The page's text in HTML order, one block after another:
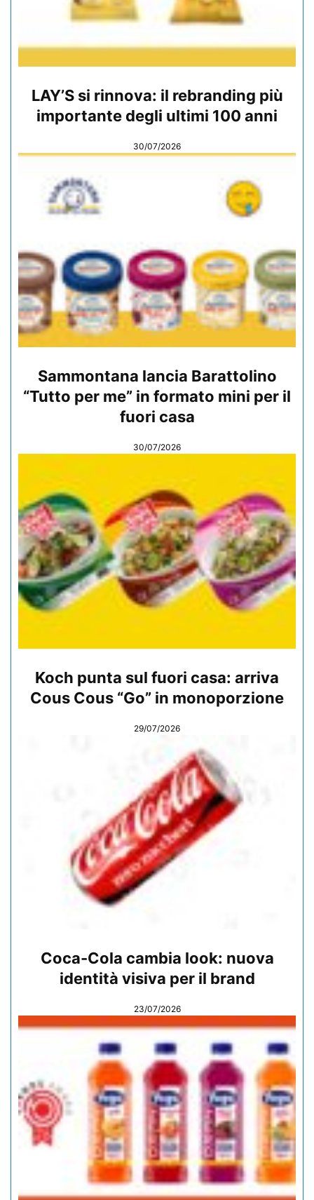
LAY’S si rinnova: il rebranding più
importante degli ultimi 100 anni
30/07/2026
Sammontana lancia Barattolino
“Tutto per me” in formato mini per il
fuori casa
30/07/2026
Koch punta sul fuori casa: arriva
Cous Cous “Go” in monoporzione
29/07/2026
Coca-Cola cambia look: nuova
identità visiva per il brand
23/07/2026